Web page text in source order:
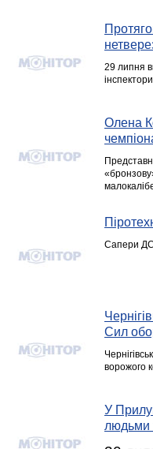
29 липня
Олена
Сапери
Сил
ворожого
У
людьми